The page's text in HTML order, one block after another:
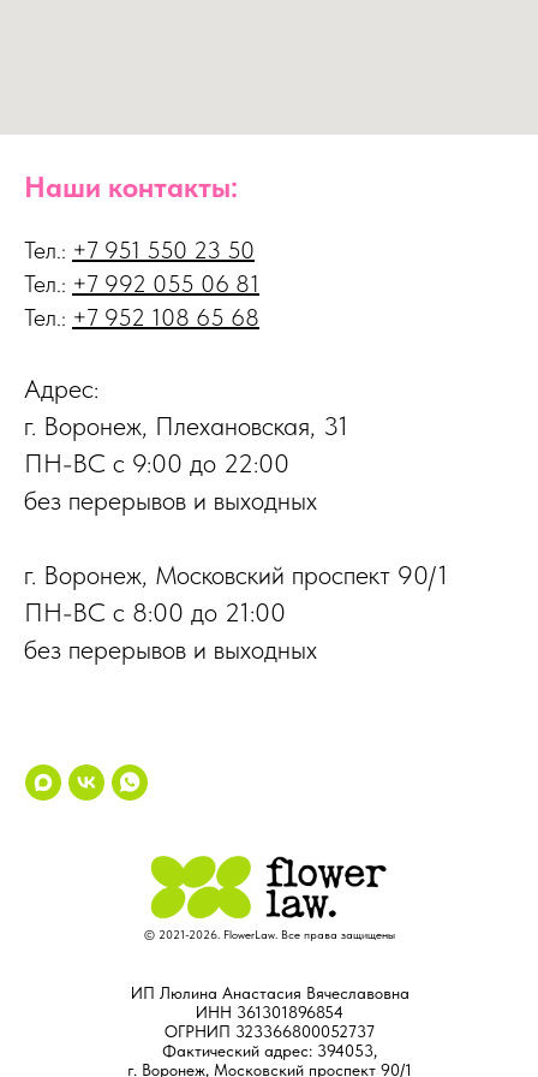
Наши контакты:
Тел.: +7 951 550 23 50
Тел.: +7 992 055 06 81
Тел.: +7 952 108 65 68
Адрес:
г. Воронеж, Плехановская, 31
ПН-ВС с 9:00 до 22:00
без перерывов и выходных
г. Воронеж, Московский проспект 90/1
ПН-ВС с 8:00 до 21:00
без перерывов и выходных
© 2021-2026. FlowerLaw. Все права защищены
ИП Люлина Анастасия Вячеславовна
ИНН 361301896854
ОГРНИП 323366800052737
Фактический адрес: 394053,
г. Воронеж, Московский проспект 90/1